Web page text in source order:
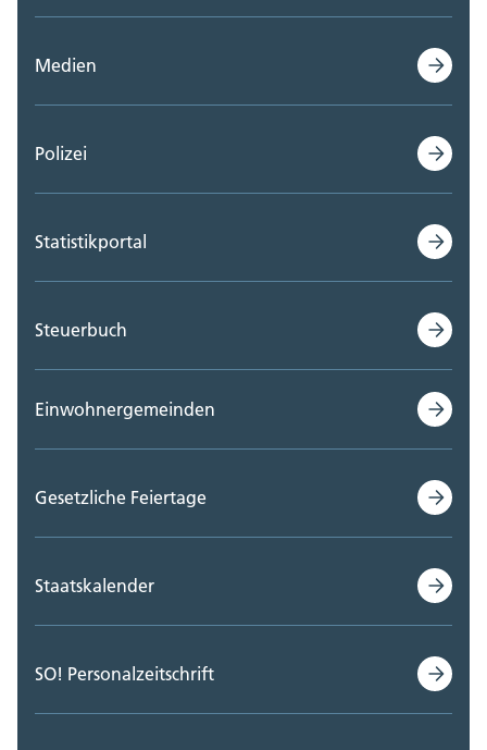
Medien
Polizei
Statistikportal
Steuerbuch
Einwohnergemeinden
Gesetzliche Feiertage
Staatskalender
SO! Personalzeitschrift